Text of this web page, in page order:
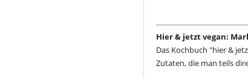
Hier & jetzt vegan:
Das Kochbuch "hier &
Zutaten, die man teils